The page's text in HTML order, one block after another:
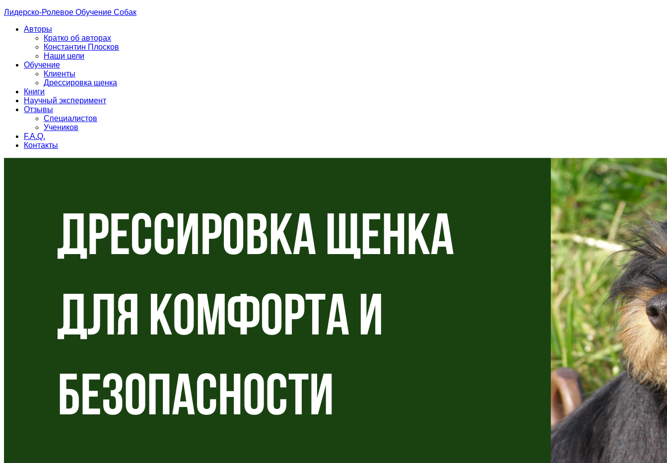
Лидерско-Ролевое Обучение Собак
Авторы
Кратко об авторах
Константин Плосков
Наши цели
Обучение
Клиенты
Дрессировка щенка
Книги
Научный эксперимент
Отзывы
Специалистов
Учеников
F.A.Q.
Контакты